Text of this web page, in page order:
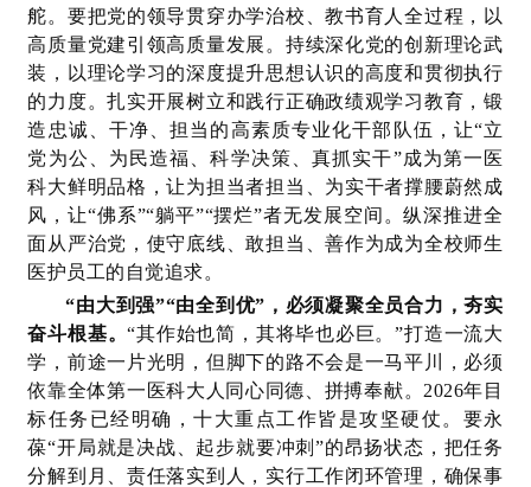
舵。要把党的领导贯穿办学治校、教书育人全过程，以
高质量党建引领高质量发展。持续深化党的创新理论武
装，以理论学习的深度提升思想认识的高度和贯彻执行
的力度。扎实开展树立和践行正确政绩观学习教育，锻
造忠诚、干净、担当的高素质专业化干部队伍，让“立
党为公、为民造福、科学决策、真抓实干”成为第一医
科大鲜明品格，让为担当者担当、为实干者撑腰蔚然成
风，让“佛系”“躺平”“摆烂”者无发展空间。纵深推进全
面从严治党，使守底线、敢担当、善作为成为全校师生
医护员工的自觉追求。
“由大到强”“由全到优”，必须凝聚全员合力，夯实
奋斗根基。“其作始也简，其将毕也必巨。”打造一流大
学，前途一片光明，但脚下的路不会是一马平川，必须
依靠全体第一医科大人同心同德、拼搏奉献。2026年目
标任务已经明确，十大重点工作皆是攻坚硬仗。要永
葆“开局就是决战、起步就要冲刺”的昂扬状态，把任务
分解到月、责任落实到人，实行工作闭环管理，确保事